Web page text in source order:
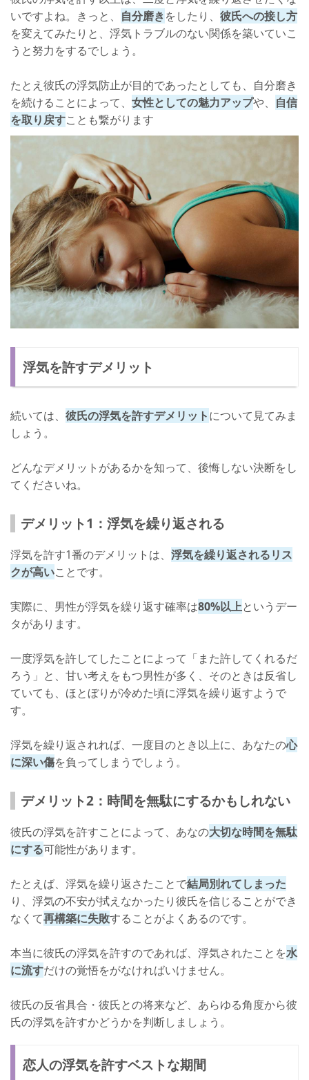
いですよね。きっと、 自分磨きをしたり、 彼氏への接し方
を変えてみたりと、浮気トラブルのない関係を築いていこ
うと努力をするでしょう。
たとえ彼氏の浮気防止が目的であったとしても、自分磨き
を続けることによって、 女性としての魅力アップや、 自信
を取り戻すことも繋がります
浮気を許すデメリット
続いては、 彼氏の浮気を許すデメリットについて見てみま
しょう。
どんなデメリットがあるかを知って、後悔しない決断をし
てくださいね。
デメリット1：浮気を繰り返される
浮気を許す1番のデメリットは、 浮気を繰り返されるリス
クが高いことです。
実際に、男性が浮気を繰り返す確率は80%以上というデー
タがあります。
一度浮気を許してしたことによって「また許してくれるだ
ろう」と、甘い考えをもつ男性が多く、そのときは反省し
ていても、ほとぼりが冷めた頃に浮気を繰り返すようで
す。
浮気を繰り返されれば、一度目のとき以上に、あなたの心
に深い傷を負ってしまうでしょう。
デメリット2：時間を無駄にするかもしれない
彼氏の浮気を許すことによって、あなの大切な時間を無駄
にする可能性があります。
たとえば、浮気を繰り返さたことで結局別れてしまった
り、浮気の不安が拭えなかったり彼氏を信じることができ
なくて再構築に失敗することがよくあるのです。
本当に彼氏の浮気を許すのであれば、浮気されたことを水
に流すだけの覚悟をがなければいけません。
彼氏の反省具合・彼氏との将来など、あらゆる角度から彼
氏の浮気を許すかどうかを判断しましょう。
恋人の浮気を許すベストな期間